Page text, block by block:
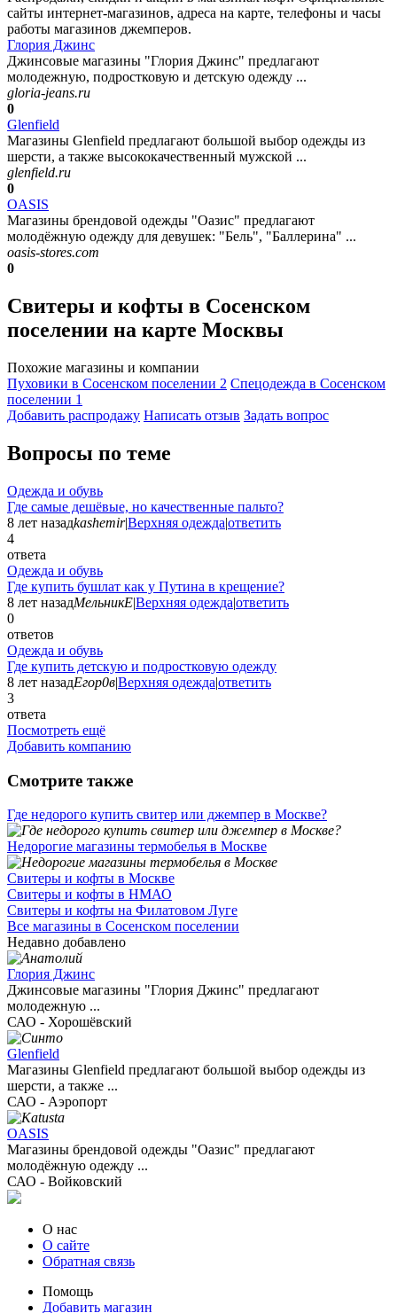
сайты интернет-магазинов, адреса на карте, телефоны и часы
работы магазинов джемперов.
Глория Джинс
Джинсовые магазины "Глория Джинс" предлагают
молодежную, подростковую и детскую одежду ...
gloria-jeans.ru
0
Glenfield
Магазины Glenfield предлагают большой выбор одежды из
шерсти, а также высококачественный мужской ...
glenfield.ru
0
OASIS
Магазины брендовой одежды "Оазис" предлагают
молодёжную одежду для девушек: "Бель", "Баллерина" ...
oasis-stores.com
0
Свитеры и кофты в Сосенском
поселении на карте Москвы
Похожие магазины и компании
Пуховики в Сосенском поселении 2 Спецодежда в Сосенском
поселении 1
Добавить раcпродажу Написать отзыв Задать вопрос
Вопросы по теме
Одежда и обувь
Где самые дешёвые, но качественные пальто?
8 лет назадkashemir|Верхняя одежда|ответить
4
ответа
Одежда и обувь
Где купить бушлат как у Путина в крещение?
8 лет назадМельникЕ|Верхняя одежда|ответить
0
ответов
Одежда и обувь
Где купить детскую и подростковую одежду
8 лет назадЕгор0в|Верхняя одежда|ответить
3
ответа
Посмотреть ещё
Добавить компанию
Смотрите также
Где недорого купить свитер или джемпер в Москве?
Недорогие магазины термобелья в Москве
Свитеры и кофты в Москве
Свитеры и кофты в НМАО
Свитеры и кофты на Филатовом Луге
Все магазины в Сосенском поселении
Недавно добавлено
Глория Джинс
Джинсовые магазины "Глория Джинс" предлагают
молодежную ...
САО - Хорошёвский
Glenfield
Магазины Glenfield предлагают большой выбор одежды из
шерсти, а также ...
САО - Аэропорт
OASIS
Магазины брендовой одежды "Оазис" предлагают
молодёжную одежду ...
САО - Войковский
О нас
О сайте
Обратная связь
Помощь
Добавить магазин